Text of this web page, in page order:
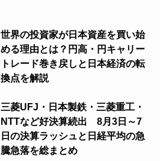
世界の投資家が日本資産を買い始
める理由とは？円高・円キャリー
トレード巻き戻しと日本経済の転
換点を解説
三菱UFJ・日本製鉄・三菱重工・
NTTなど好決算続出 8月3日～7
日の決算ラッシュと日経平均の急
騰急落を総まとめ